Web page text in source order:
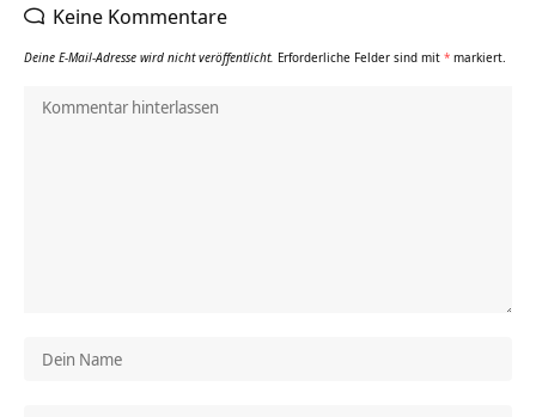
Keine Kommentare
Deine E-Mail-Adresse wird nicht veröffentlicht. Erforderliche Felder sind mit * markiert.